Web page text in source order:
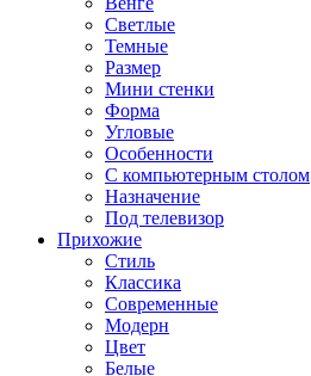
Светлые
Темные
Размер
Мини стенки
Форма
Угловые
Особенности
С компьютерным столом
Назначение
Под телевизор
Прихожие
Стиль
Классика
Современные
Модерн
Цвет
Белые